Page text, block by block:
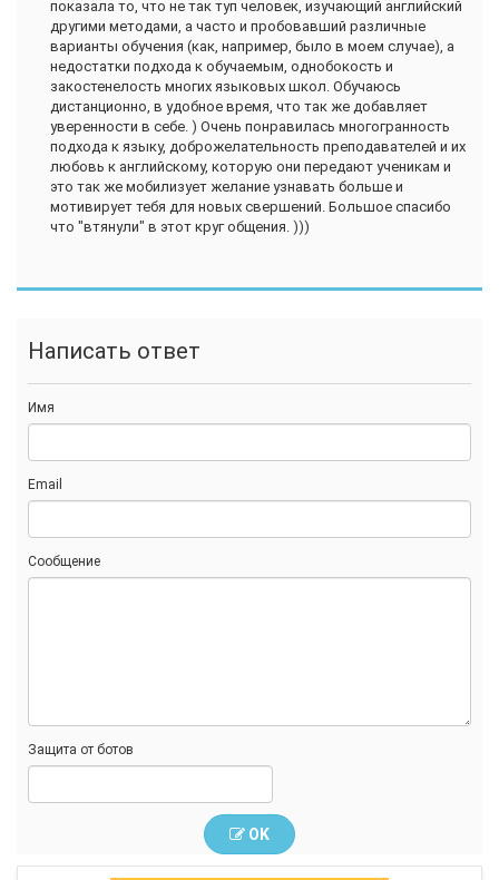
показала то, что не так туп человек, изучающий английский
другими методами, а часто и пробовавший различные
варианты обучения (как, например, было в моем случае), а
недостатки подхода к обучаемым, однобокость и
закостенелость многих языковых школ. Обучаюсь
дистанционно, в удобное время, что так же добавляет
уверенности в себе. ) Очень понравилась многогранность
подхода к языку, доброжелательность преподавателей и их
любовь к английскому, которую они передают ученикам и
это так же мобилизует желание узнавать больше и
мотивирует тебя для новых свершений. Большое спасибо
что "втянули" в этот круг общения. )))
Написать ответ
Имя
Email
Сообщение
Защита от ботов
OK